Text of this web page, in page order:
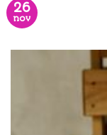
26
nov